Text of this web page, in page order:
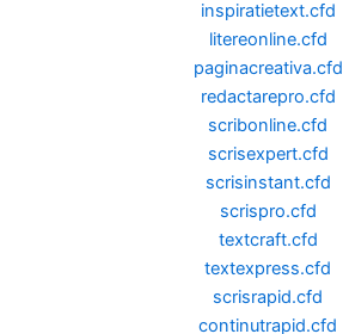
inspiratietext.cfd
litereonline.cfd
paginacreativa.cfd
redactarepro.cfd
scribonline.cfd
scrisexpert.cfd
scrisinstant.cfd
scrispro.cfd
textcraft.cfd
textexpress.cfd
scrisrapid.cfd
continutrapid.cfd